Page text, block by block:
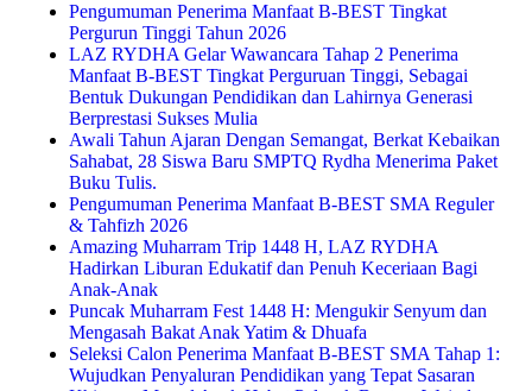
Pengumuman Penerima Manfaat B-BEST Tingkat
Pergurun Tinggi Tahun 2026
LAZ RYDHA Gelar Wawancara Tahap 2 Penerima
Manfaat B-BEST Tingkat Perguruan Tinggi, Sebagai
Bentuk Dukungan Pendidikan dan Lahirnya Generasi
Berprestasi Sukses Mulia
Awali Tahun Ajaran Dengan Semangat, Berkat Kebaikan
Sahabat, 28 Siswa Baru SMPTQ Rydha Menerima Paket
Buku Tulis.
Pengumuman Penerima Manfaat B-BEST SMA Reguler
& Tahfizh 2026
Amazing Muharram Trip 1448 H, LAZ RYDHA
Hadirkan Liburan Edukatif dan Penuh Keceriaan Bagi
Anak-Anak
Puncak Muharram Fest 1448 H: Mengukir Senyum dan
Mengasah Bakat Anak Yatim & Dhuafa
Seleksi Calon Penerima Manfaat B-BEST SMA Tahap 1:
Wujudkan Penyaluran Pendidikan yang Tepat Sasaran